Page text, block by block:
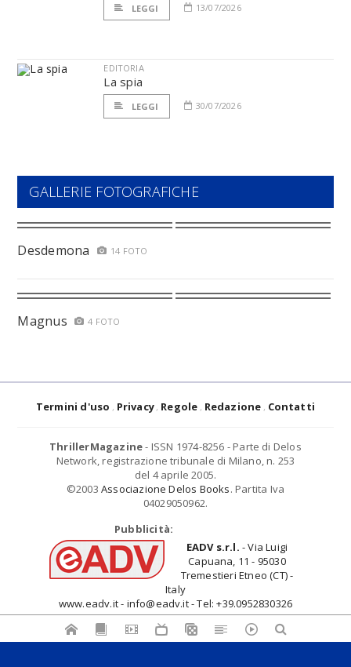
LEGGI 13/07/2026
EDITORIA
La spia
LEGGI 30/07/2026
GALLERIE FOTOGRAFICHE
Desdemona 14 FOTO
Magnus 4 FOTO
Termini d'uso Privacy Regole Redazione Contatti
ThrillerMagazine- ISSN 1974-8256 - Parte di Delos
Network, registrazione tribunale di Milano, n. 253
del 4 aprile 2005.
©2003 Associazione Delos Books. Partita Iva
04029050962.
Pubblicità:
EADV s.r.l. - Via Luigi
Capuana, 11 - 95030
Tremestieri Etneo (CT) -
Italy
www.eadv.it - info@eadv.it - Tel: +39.0952830326